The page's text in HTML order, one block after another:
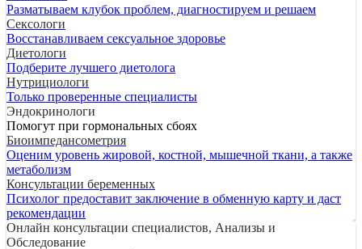
Разматываем клубок проблем, диагностируем и решаем
Сексологи
Восстанавливаем сексуальное здоровье
Диетологи
Подберите лучшего диетолога
Нутрициологи
Только проверенные специалисты
Эндокринологи
Помогут при гормональных сбоях
Биоимпедансометрия
Оценим уровень жировой, костной, мышечной ткани, а также
метаболизм
Консультации беременных
Психолог предоставит заключение в обменную карту и даст
рекомендации
Онлайн консультации специалистов, Анализы и
Обследование